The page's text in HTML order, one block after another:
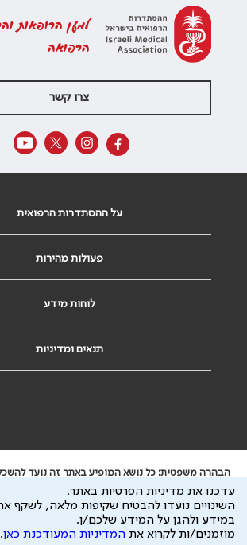
למען הרופאות
הרפואה
צרו קשר
על ההסתדרות הרפואית
פעולות מהירות
לוחות מידע
תנאים ומדיניות
הבהרה משפטית: כל נושא המופיע באתר זה נועד
ייעוץ רפואי או משפטי. אין הר"י אחראית לתוכן
שעלול להיגרם.
ידוע לי שהר"י אוספת ושומרת מידע אישי לצורך מתן
להיות מועבר לצדדים שלישיים, הכל בכפוף למדיניות
עדכנו את מדיניות הפרטיות באתר.
השינויים נועדו להבטיח שקיפות מלאה, לשקף
במידע ולהגן על המידע שלכם/ן.
מוזמנים/ות לקרוא את המדיניות המעודכנת כאן.